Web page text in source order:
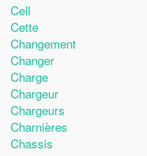
Cell
Cette
Changement
Changer
Charge
Chargeur
Chargeurs
Charnières
Chassis